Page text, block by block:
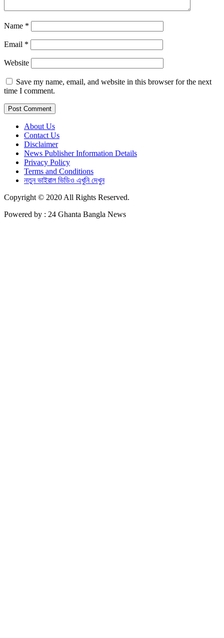
Name *
Email *
Website
Save my name, email, and website in this browser for the next
time I comment.
About Us
Contact Us
Disclaimer
News Publisher Information Details
Privacy Policy
Terms and Conditions
নতুন ভাইরাল ভিডিও এখুনি দেখুন
Copyright © 2020 All Rights Reserved.
Powered by : 24 Ghanta Bangla News